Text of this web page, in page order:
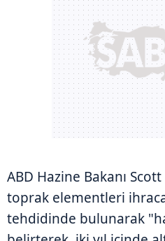
ABD Hazine Bakanı
toprak elementleri
tehdidinde bulunarak